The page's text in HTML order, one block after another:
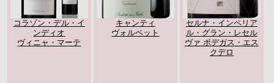
コラゾン・デル・イ
ンディオ
ヴィニャ・マーテ
キャンティ
ヴォルペット
セルナ・インペリア
ル・グラン・レセル
ヴァ ボデガス・エス
クデロ